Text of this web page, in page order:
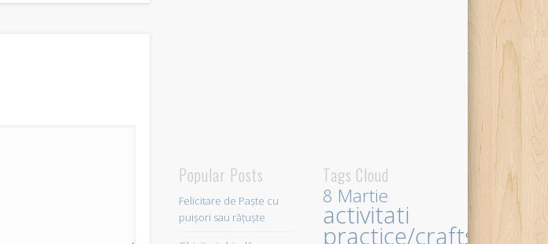
Popular Posts
Felicitare de Paște cu
puișori sau rățuște
Tags Cloud
8 Martie
activitati
practice/crafts